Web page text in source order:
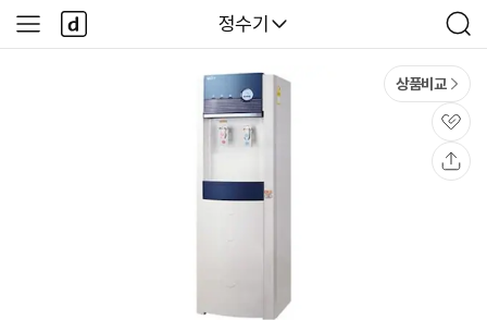
다나와
정수기
검
색
사
이
다
나
와
상품비교
관
심